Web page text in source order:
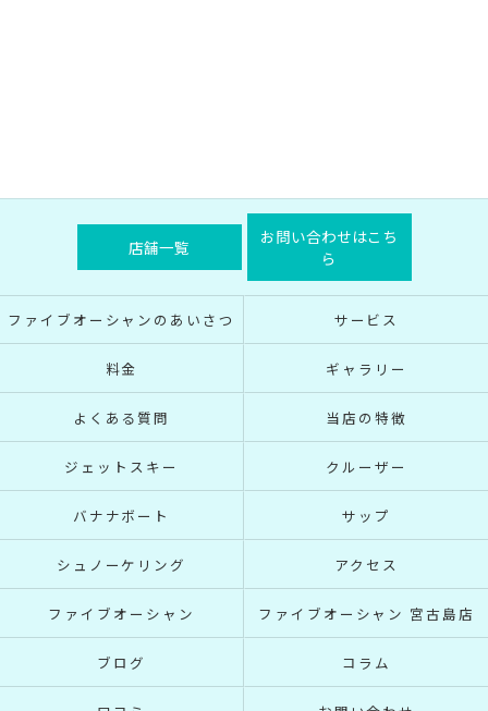
店舗一覧
お問い合わせはこち
ら
ファイブオーシャンのあいさつ サービス
料金 ギャラリー
よくある質問 当店の特徴
ジェットスキー クルーザー
バナナボート サップ
シュノーケリング アクセス
ファイブオーシャン ファイブオーシャン 宮古島店
ブログ コラム